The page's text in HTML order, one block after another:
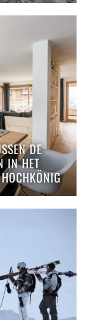
DE
IN HET